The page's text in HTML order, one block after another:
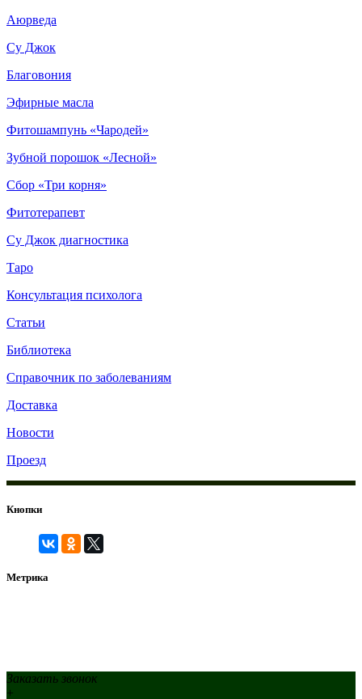
Аюрведа
Су Джок
Благовония
Эфирные масла
Фитошампунь «Чародей»
Зубной порошок «Лесной»
Сбор «Три корня»
Фитотерапевт
Су Джок диагностика
Таро
Консультация психолога
Статьи
Библиотека
Справочник по заболеваниям
Доставка
Новости
Проезд
Кнопки
Метрика
Заказать звонок
+